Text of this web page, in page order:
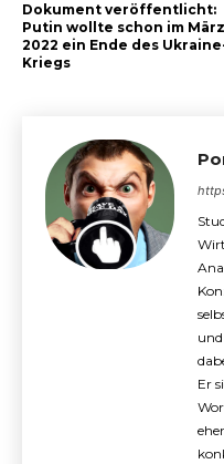
Dokument veröffentlicht:
Putin wollte schon im März
2022 ein Ende des
Kriegs
Er